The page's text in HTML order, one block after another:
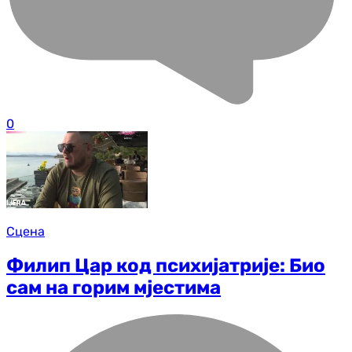
0
Сцена
Филип Цар код психијатрије: Био
сам на горим мјестима